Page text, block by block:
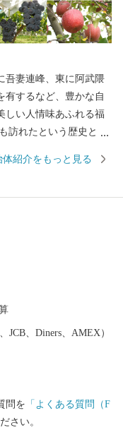
吾妻連峰、東に阿武隈
有するなど、豊かな自
しい人情味あふれる福
れたという歴史と伝
泉郷「高湯温泉」とい
体紹介をもっと見る
JCB、Diners、AMEX）
問を 「よくある質問（F
さい。